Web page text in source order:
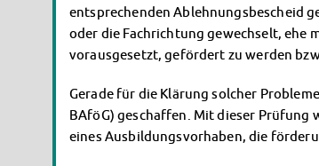
entsprechenden Ablehnungsbescheid
oder die Fachrichtung gewechselt, ehe
vorausgesetzt, gefördert zu werden
Gerade für die Klärung solcher
BAföG) geschaffen. Mit dieser Prüfung
eines Ausbildungsvorhaben, die